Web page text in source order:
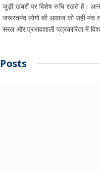
जुड़ी खबरों पर विशेष रुचि रखते हैं।
जरूरतमंद लोगों की आवाज को सही मंच
सरल और प्रभावशाली पत्रकारिता में
Posts